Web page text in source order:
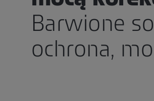
Barwione
ochrona,